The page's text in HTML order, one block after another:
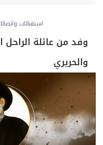
استقبالات
وفد من عائلة الراحل
والحريري